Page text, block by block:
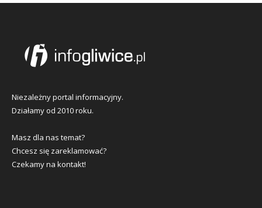
Niezależny portal informacyjny.
Działamy od 2010 roku.
Masz dla nas temat?
Chcesz się zareklamować?
Czekamy na kontakt!